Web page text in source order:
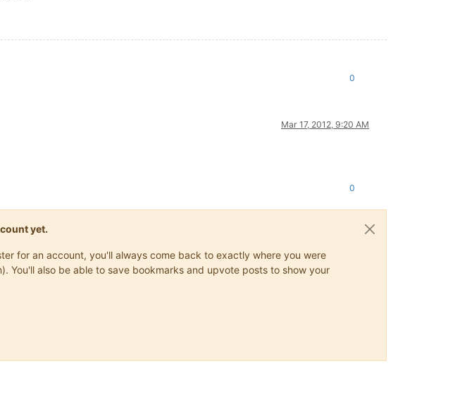
0
Mar 17, 2012, 9:20 AM
0
yet.
for an account, you'll always come back to exactly where you were
You'll also be able to save bookmarks and upvote posts to show your